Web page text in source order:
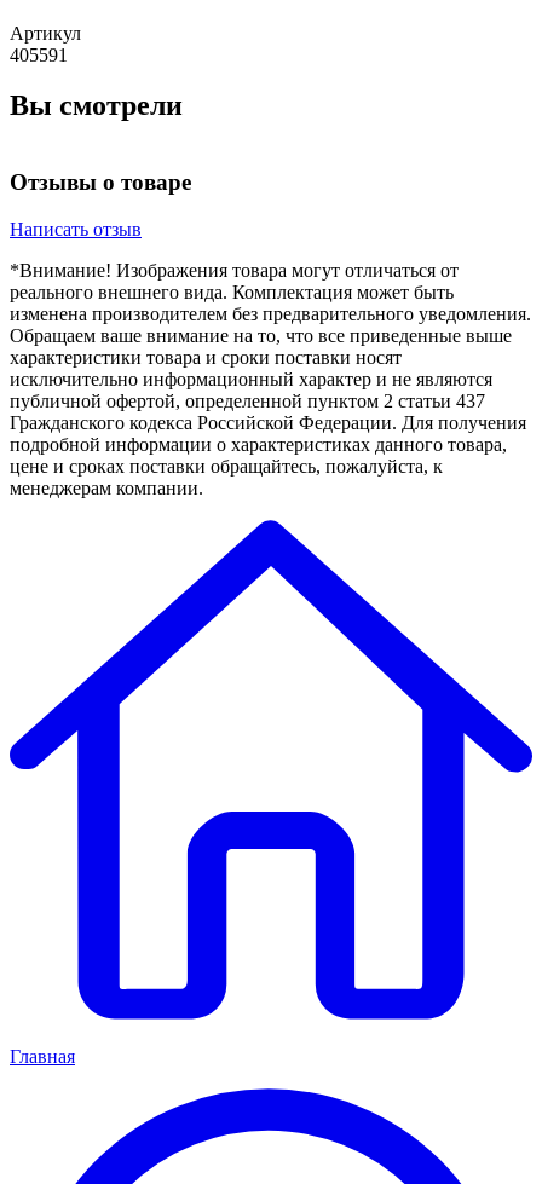
Артикул
405591
Вы смотрели
Отзывы о товаре
Написать отзыв
*Внимание! Изображения товара могут отличаться от
реального внешнего вида. Комплектация может быть
изменена производителем без предварительного уведомления.
Обращаем ваше внимание на то, что все приведенные выше
характеристики товара и сроки поставки носят
исключительно информационный характер и не являются
публичной офертой, определенной пунктом 2 статьи 437
Гражданского кодекса Российской Федерации. Для получения
подробной информации о характеристиках данного товара,
цене и сроках поставки обращайтесь, пожалуйста, к
менеджерам компании.
Главная